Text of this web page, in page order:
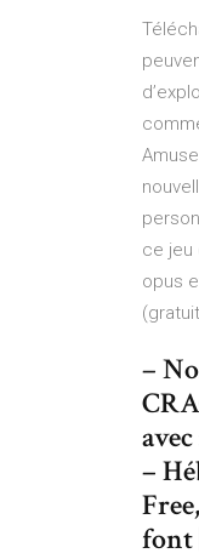
ce jeu
opus
–
–